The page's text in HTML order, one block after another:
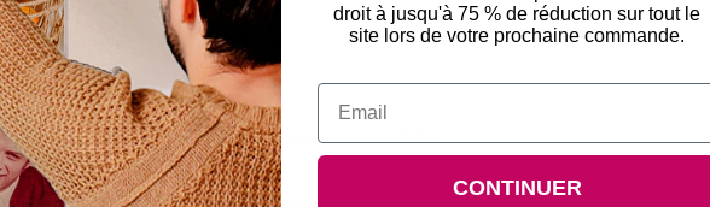
trottoir détrempé par la pluie lors d'une averse nocturne.
de nuit
sous 6 jours ouvrables avec livraison rapide.
droit à jusqu'à 75 % de réduction sur tout le
site lors de votre prochaine commande.
Email
CONTINUER